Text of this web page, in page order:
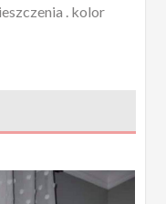
. kolor